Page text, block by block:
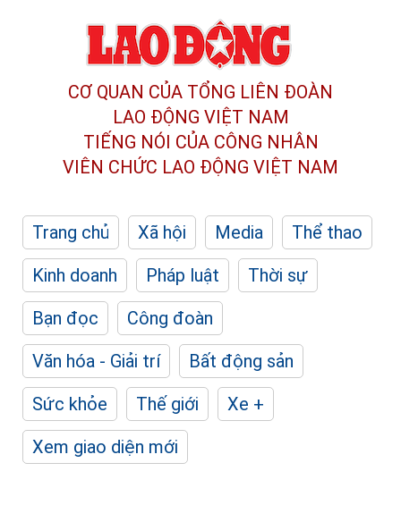
CƠ QUAN CỦA TỔNG LIÊN ĐOÀN
LAO ĐỘNG VIỆT NAM
TIẾNG NÓI CỦA CÔNG NHÂN
VIÊN CHỨC LAO ĐỘNG VIỆT NAM
Trang chủ Xã hội Media
Thể thao
Kinh doanh
Pháp luật
Thời sự
Bạn đọc
Công đoàn
Văn hóa - Giải trí
Bất động sản
Sức khỏe
Thế giới
Xe +
Xem giao diện mới